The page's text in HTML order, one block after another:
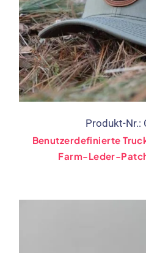
Produkt-Nr.:
Benutzerdefinierte
Farm-Leder-